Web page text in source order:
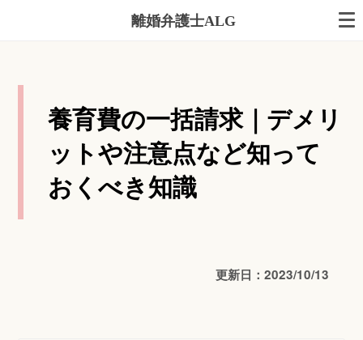
離婚弁護士ALG
養育費の一括請求｜デメリ
ットや注意点など知って
おくべき知識
更新日：2023/10/13